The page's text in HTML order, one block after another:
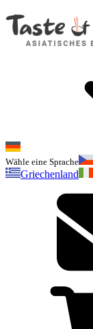
Wähle eine Sprache
Griechenland